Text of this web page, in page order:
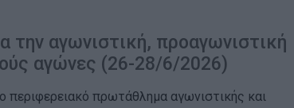
την αγωνιστική, προαγωνιστική
αγώνες (26-28/6/2026)
πρωτάθλημα αγωνιστικής και